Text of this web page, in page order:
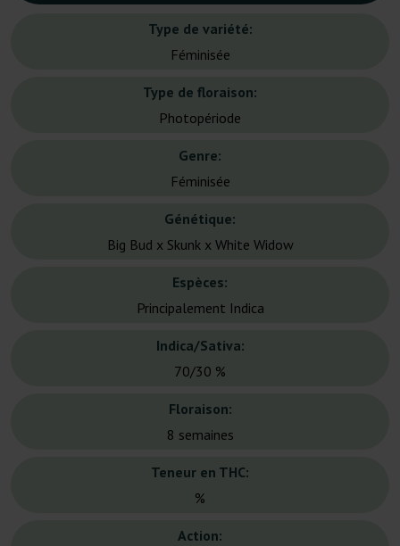
Type de variété:
Féminisée
Type de floraison:
Photopériode
Genre:
Féminisée
Génétique:
Big Bud x Skunk x White Widow
Espèces:
Principalement Indica
Indica/Sativa:
70/30 %
Floraison:
8 semaines
Teneur en THC:
%
Action: